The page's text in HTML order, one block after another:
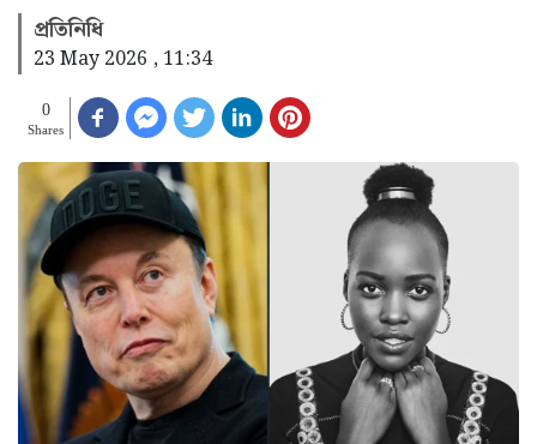
প্রতিনিধি
23 May 2026 , 11:34
0
Shares